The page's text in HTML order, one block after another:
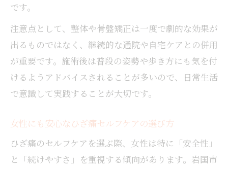
です。
注意点として、整体や骨盤矯正は一度で劇的な効果が
出るものではなく、継続的な通院や自宅ケアとの併用
が重要です。施術後は普段の姿勢や歩き方にも気を付
けるようアドバイスされることが多いので、日常生活
で意識して実践することが大切です。
女性にも安心なひざ痛セルフケアの選び方
ひざ痛のセルフケアを選ぶ際、女性は特に「安全性」
と「続けやすさ」を重視する傾向があります。岩国市